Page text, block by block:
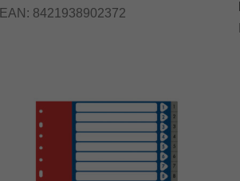
EAN: 8421938902372